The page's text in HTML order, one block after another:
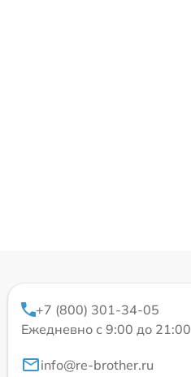
+7 (800) 301-34-05
Ежедневно с 9:00 до 21:00
info@re-brother.ru